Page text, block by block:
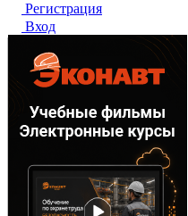
Регистрация
Вход